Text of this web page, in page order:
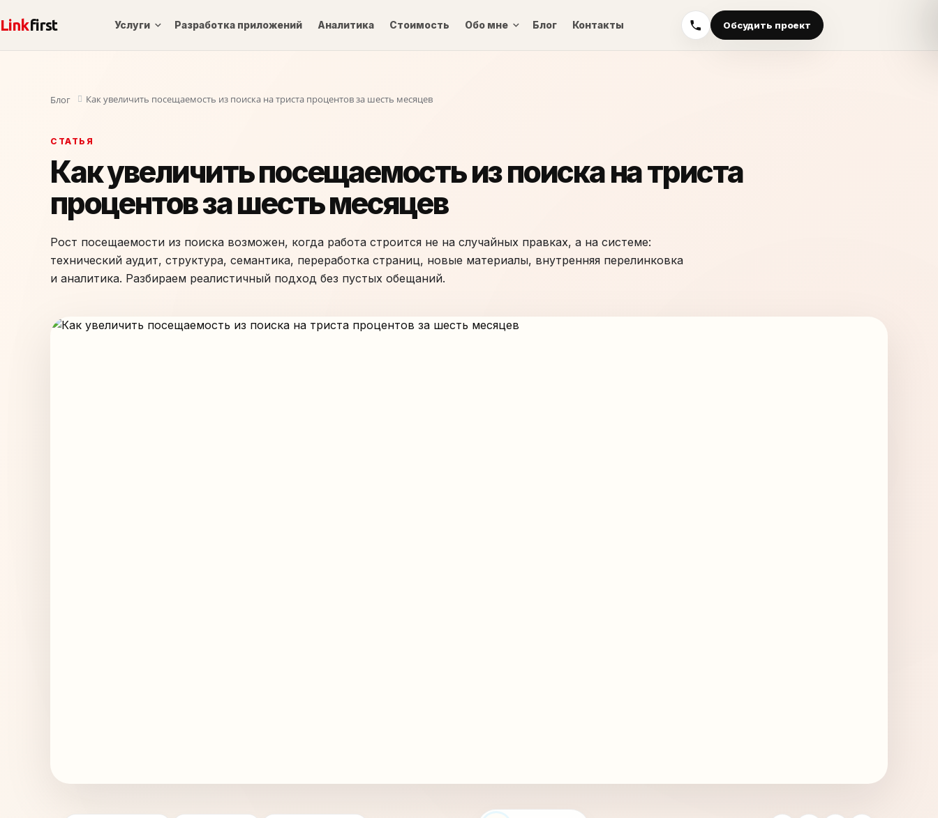
Linkfirst Услуги Разработка приложений Аналитика Стоимость Обо мне Блог Контакты Обсудить проект
Блог Как увеличить посещаемость из поиска на триста процентов за шесть месяцев
СТАТЬЯ
Как увеличить посещаемость из поиска на триста
процентов за шесть месяцев
Рост посещаемости из поиска возможен, когда работа строится не на случайных правках, а на системе:
технический аудит, структура, семантика, переработка страниц, новые материалы, внутренняя перелинковка
и аналитика. Разбираем реалистичный подход без пустых обещаний.